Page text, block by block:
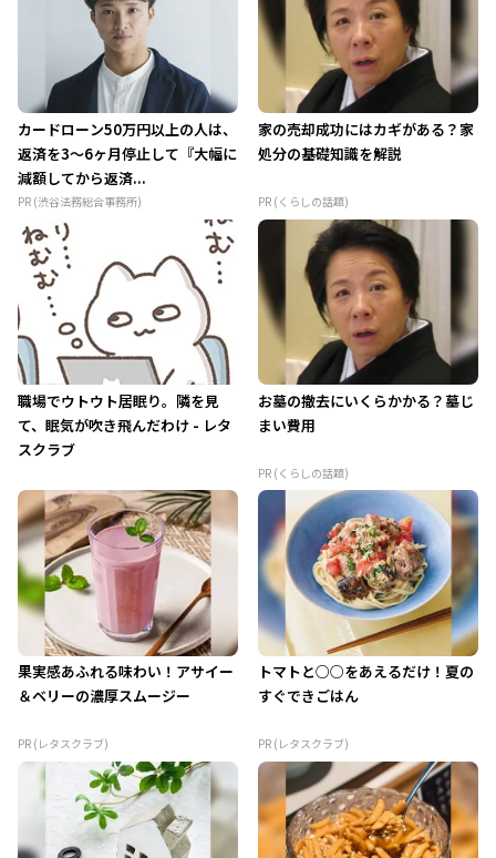
カードローン50万円以上の人は、
返済を3～6ヶ月停止して『大幅に
減額してから返済...
PR (渋谷法務総合事務所)
家の売却成功にはカギがある？家
処分の基礎知識を解説
PR (くらしの話題)
職場でウトウト居眠り。隣を見
て、眠気が吹き飛んだわけ - レタ
スクラブ
お墓の撤去にいくらかかる？墓じ
まい費用
PR (くらしの話題)
果実感あふれる味わい！アサイー
＆ベリーの濃厚スムージー
PR (レタスクラブ)
トマトと○○をあえるだけ！夏の
すぐできごはん
PR (レタスクラブ)